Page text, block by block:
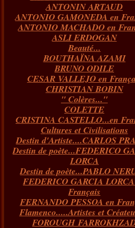
Janvier(73)
Février(55)
Janvier(43)
Mars(73)
Février(54)
Janvier(51)
Avril(73)
Mars(100)
Février(146)
Janvier(124)
ANTONIN ARTAUD
ANTONIO GAMONEDA en
ANTONIO MACHADO en
ASLI ERDOGAN
Beauté...
BOUTHAÏNA AZAMI
BRUNO ODILE
CESAR VALLEJO en
CHRISTIAN BOBIN
" Colères..."
COLETTE
CRISTINA CASTELLO...en
Cultures et Civilisations
Destin d'Artiste....CARLOS
Destin de poète...FEDERICO
LORCA
Destin de poète...PABLO
FEDERICO GARCIA
Français
FERNANDO PESSOA en
Flamenco.....Artistes et
FOROUGH